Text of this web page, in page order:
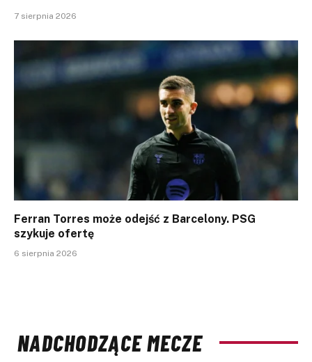
7 sierpnia 2026
Ferran Torres może odejść z Barcelony. PSG
szykuje ofertę
6 sierpnia 2026
NADCHODZĄCE MECZE